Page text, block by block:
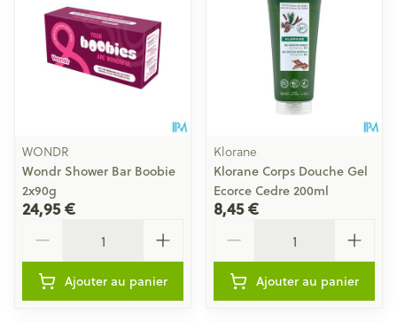
WONDR
Wondr Shower Bar Boobie
2x90g
24,95 €
Ajouter au panier
Klorane
Klorane Corps Douche Gel
Ecorce Cedre 200ml
8,45 €
Ajouter au panier